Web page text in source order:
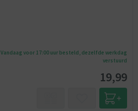
Vandaag voor 17:00 uur besteld, dezelfde werkdag
verstuurd
19,99